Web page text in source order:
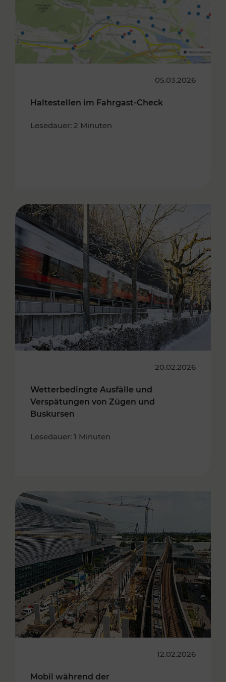
05.03.2026
Haltestellen im Fahrgast-Check
Lesedauer: 2 Minuten
20.02.2026
Wetterbedingte Ausfälle und
Verspätungen von Zügen und
Buskursen
Lesedauer: 1 Minuten
12.02.2026
Mobil während der